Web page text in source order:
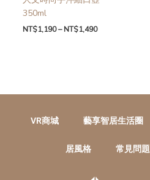
350ml
NT$1,190–NT$1,490
VR商城 藝享智居生活圈
居風格 常見問題